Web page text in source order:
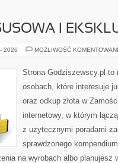
I
2026 MOŻLIWOŚĆ
Strona Godziszewscy.pl
osobach, które interesuje
oraz odkup złota w
internetowy, w którym
z użytecznymi poradami
sprawdzonego
na wyrobach albo planujesz